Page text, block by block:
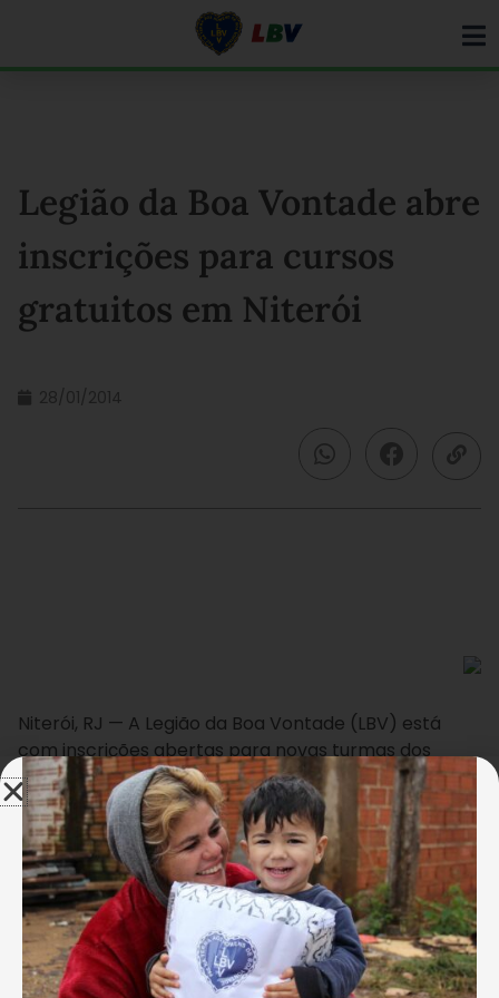
Legião da Boa Vontade abre
inscrições para cursos
gratuitos em Niterói
28/01/2014
Niterói, RJ — A Legião da Boa Vontade (LBV) está
com inscrições abertas para novas turmas dos
cursos profissionalizantes de Informática, Noções de
instalações elétricas residenciais, Português e
Redação, Bijuteria e Pedraria, desenvolvidos pelo
programa Capacitação e Inclusão Produtiva.
AJUDE A LBV! FAÇA A SUA DOAÇÃO!
Os cursos, destinados a pessoas com idade superior